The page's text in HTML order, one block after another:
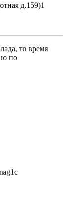
д.159)1
то время
по